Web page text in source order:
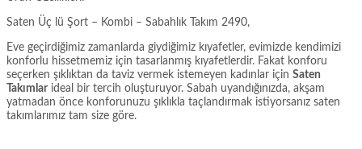
Saten Üç lü Şort – Kombi – Sabahlık Takım 2490,
Eve geçirdiğimiz zamanlarda giydiğimiz kıyafetler, evimizde kendimizi
konforlu hissetmemiz için tasarlanmış kıyafetlerdir. Fakat konforu
seçerken şıklıktan da taviz vermek istemeyen kadınlar için Saten
Takımlar ideal bir tercih oluşturuyor. Sabah uyandığınızda, akşam
yatmadan önce konforunuzu şıklıkla taçlandırmak istiyorsanız saten
takımlarımız tam size göre.